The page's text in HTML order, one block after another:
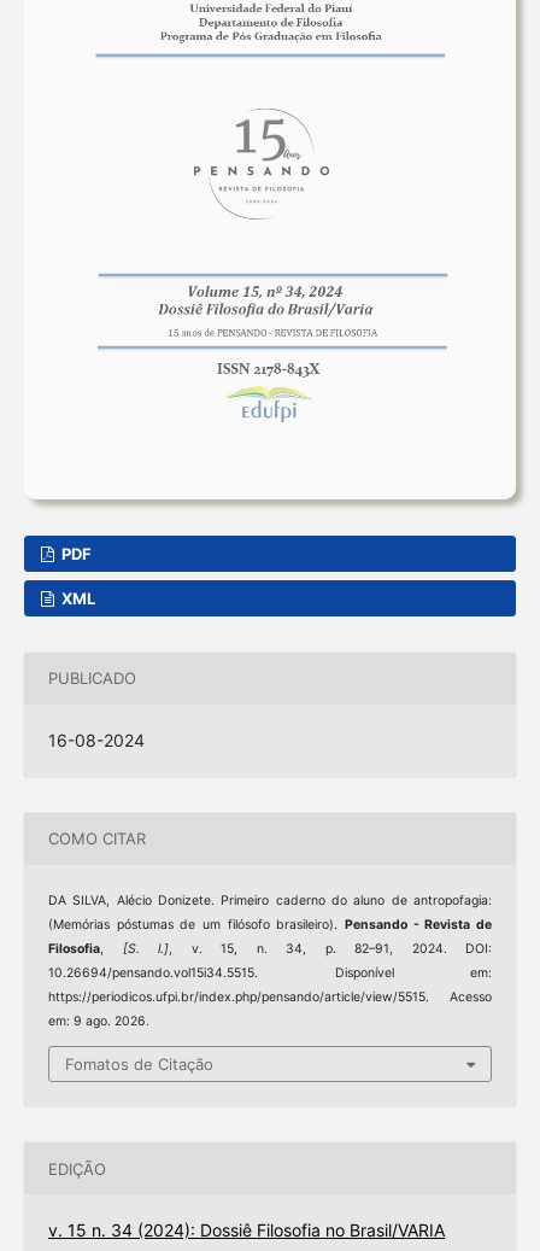
PDF
XML
PUBLICADO
16-08-2024
COMO CITAR
DA SILVA, Alécio Donizete. Primeiro caderno do aluno de antropofagia:
(Memórias póstumas de um filósofo brasileiro).Pensando - Revista de
Filosofia, [S. l.], v. 15, n. 34, p. 82–91, 2024. DOI:
10.26694/pensando.vol15i34.5515. Disponível em:
https://periodicos.ufpi.br/index.php/pensando/article/view/5515. Acesso
em: 9 ago. 2026.
Fomatos de Citação
EDIÇÃO
v. 15 n. 34 (2024): Dossiê Filosofia no Brasil/VARIA